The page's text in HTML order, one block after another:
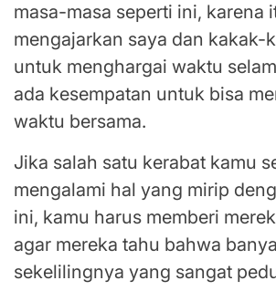
masa-masa seperti ini, karena
mengajarkan saya dan kakak-
untuk menghargai waktu
ada kesempatan untuk bisa
waktu bersama.
Jika salah satu kerabat kamu
mengalami hal yang mirip
ini, kamu harus memberi
agar mereka tahu bahwa
sekelilingnya yang sangat